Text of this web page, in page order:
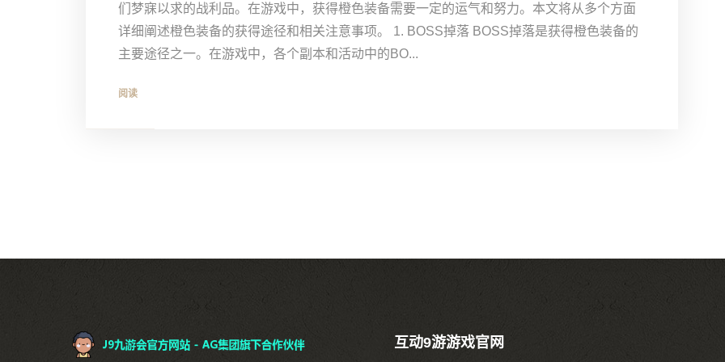
们梦寐以求的战利品。在游戏中，获得橙色装备需要一定的运气和努力。本文将从多个方面
详细阐述橙色装备的获得途径和相关注意事项。 1. BOSS掉落 BOSS掉落是获得橙色装备的
主要途径之一。在游戏中，各个副本和活动中的BO...
阅读
互动9游游戏官网